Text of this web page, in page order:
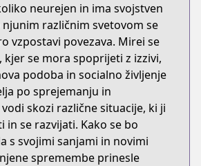
neurejen in ima svojstven
njunim različnim svetovom se
vzpostavi povezava. Mirei se
kjer se mora spoprijeti z izzivi,
podoba in socialno življenje
po sprejemanju in
skozi različne situacije, ki ji
in se razvijati. Kako se bo
s svojimi sanjami in novimi
spremembe prinesle